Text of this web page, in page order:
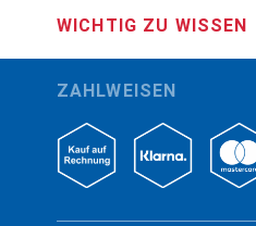
WICHTIG ZU WISSEN
ZAHLWEISEN